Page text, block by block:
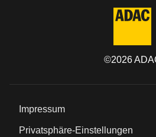
©2026
Impressum
Privatsphäre-Einstellungen